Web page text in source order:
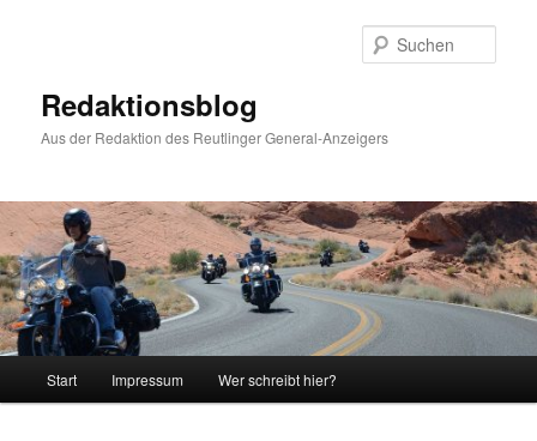
Redaktionsblog
Aus der Redaktion des Reutlinger General-Anzeigers
Start Impressum Wer schreibt hier?